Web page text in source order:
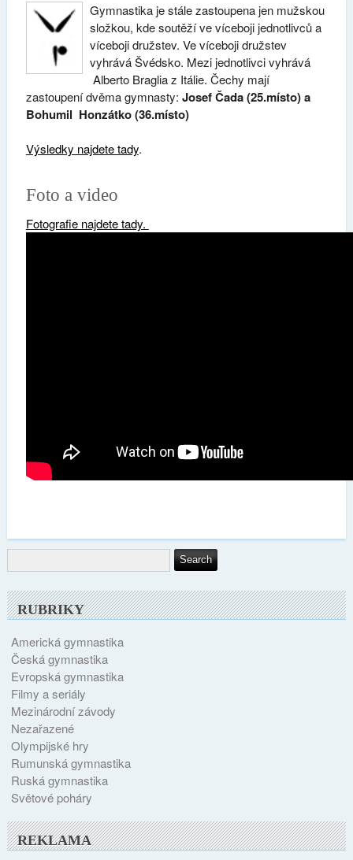
Gymnastika je stále zastoupena jen mužskou
složkou, kde soutěží ve víceboji jednotlivců a
víceboji družstev. Ve víceboji družstev
vyhrává Švédsko. Mezi jednotlivci vyhrává
Alberto Braglia z Itálie. Čechy mají
zastoupení dvěma gymnasty: Josef Čada (25.místo) a
Bohumil Honzátko (36.místo)
Výsledky najdete tady.
Foto a video
Fotografie najdete tady.
RUBRIKY
Americká gymnastika
Česká gymnastika
Evropská gymnastika
Filmy a seriály
Mezinárodní závody
Nezařazené
Olympijské hry
Rumunská gymnastika
Ruská gymnastika
Světové poháry
REKLAMA